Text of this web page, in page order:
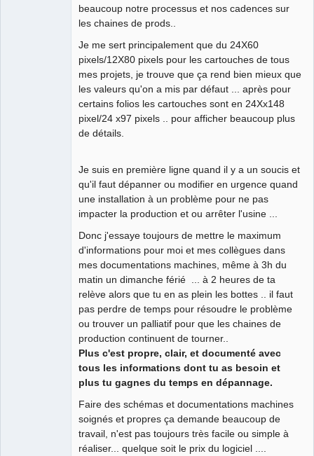
beaucoup notre processus et nos cadences sur
les chaines de prods..
Je me sert principalement que du 24X60
pixels/12X80 pixels pour les cartouches de tous
mes projets, je trouve que ça rend bien mieux que
les valeurs qu'on a mis par défaut ... après pour
certains folios les cartouches sont en 24Xx148
pixel/24 x97 pixels .. pour afficher beaucoup plus
de détails.
Je suis en première ligne quand il y a un soucis et
qu'il faut dépanner ou modifier en urgence quand
une installation à un problème pour ne pas
impacter la production et ou arrêter l'usine ...
Donc j'essaye toujours de mettre le maximum
d'informations pour moi et mes collègues dans
mes documentations machines, même à 3h du
matin un dimanche férié ... à 2 heures de ta
relève alors que tu en as plein les bottes .. il faut
pas perdre de temps pour résoudre le problème
ou trouver un palliatif pour que les chaines de
production continuent de tourner..
Plus c'est propre, clair, et documenté avec
tous les informations dont tu as besoin et
plus tu gagnes du temps en dépannage.
Faire des schémas et documentations machines
soignés et propres ça demande beaucoup de
travail, n'est pas toujours très facile ou simple à
réaliser... quelque soit le prix du logiciel ....